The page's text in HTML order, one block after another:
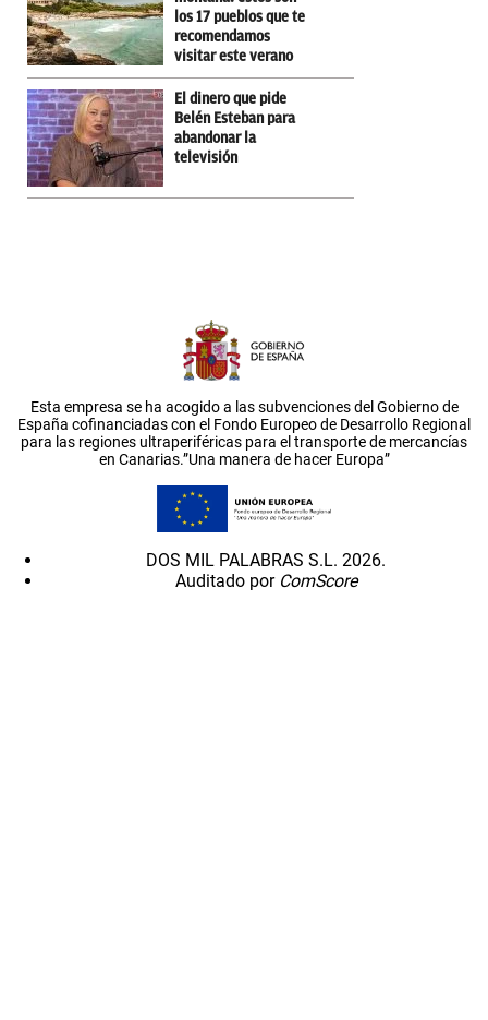
los 17 pueblos que te
recomendamos
visitar este verano
El dinero que pide
Belén Esteban para
abandonar la
televisión
Esta empresa se ha acogido a las subvenciones del Gobierno de
España cofinanciadas con el Fondo Europeo de Desarrollo Regional
para las regiones ultraperiféricas para el transporte de mercancías
en Canarias.”Una manera de hacer Europa”
DOS MIL PALABRAS S.L. 2026.
Auditado por ComScore